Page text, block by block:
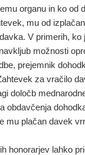
organu in ko od
mu od
V primerih, ko
možnosti
prejemnik
za vračilo
določb
obdavčenja
mu plačan davek
honorarjev lahko